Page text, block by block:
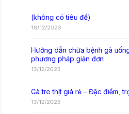
(không có tiêu đề)
16/12/2023
Hướng dẫn chữa bệnh gà
phương pháp giản đơn
13/12/2023
Gà tre thịt giá rẻ – Đặc điểm,
13/12/2023